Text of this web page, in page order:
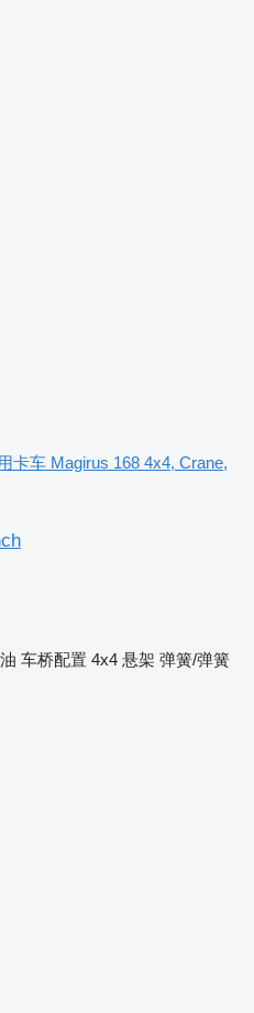
卡车 Magirus 168 4x4, Crane,
车桥配置 4x4 悬架 弹簧/弹簧